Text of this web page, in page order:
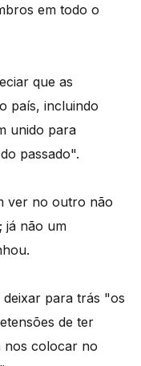
em todo o
que as
país, incluindo
unido para
passado".
ver no outro não
já não um
para trás "os
de ter
nos colocar no